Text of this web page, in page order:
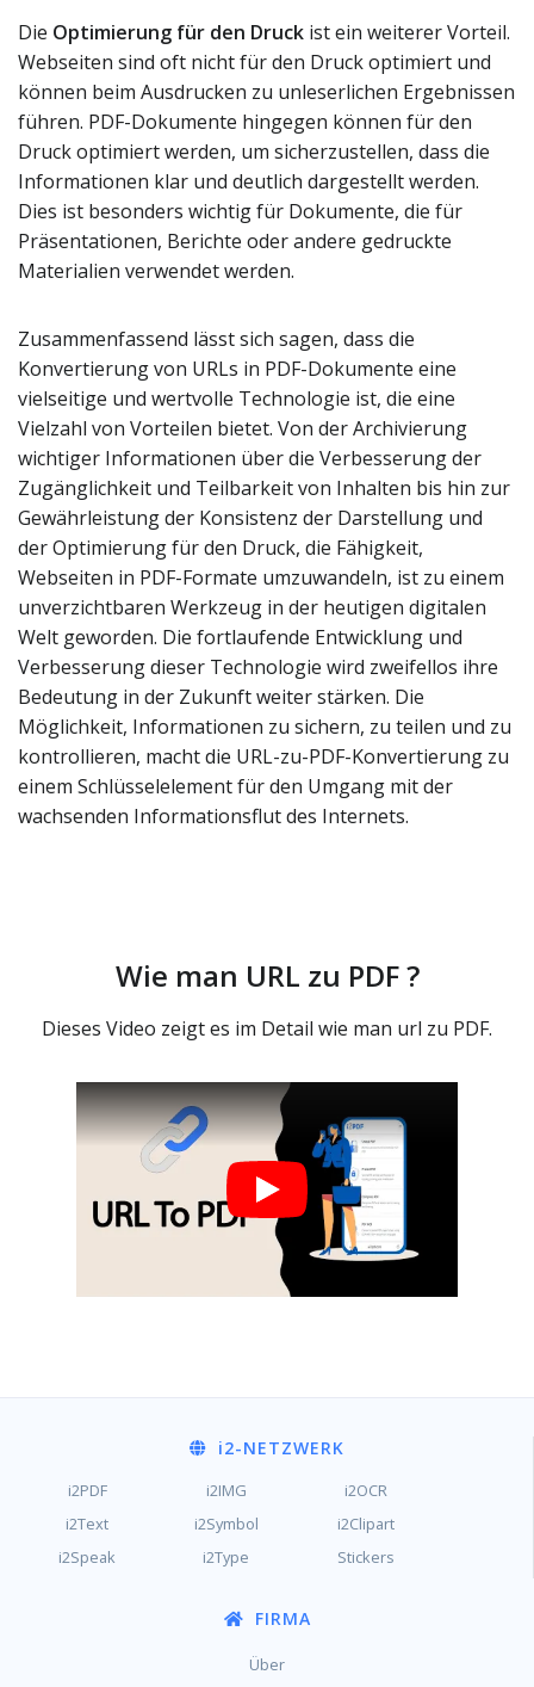
Die Optimierung für den Druck ist ein weiterer Vorteil.
Webseiten sind oft nicht für den Druck optimiert und
können beim Ausdrucken zu unleserlichen Ergebnissen
führen. PDF-Dokumente hingegen können für den
Druck optimiert werden, um sicherzustellen, dass die
Informationen klar und deutlich dargestellt werden.
Dies ist besonders wichtig für Dokumente, die für
Präsentationen, Berichte oder andere gedruckte
Materialien verwendet werden.
Zusammenfassend lässt sich sagen, dass die
Konvertierung von URLs in PDF-Dokumente eine
vielseitige und wertvolle Technologie ist, die eine
Vielzahl von Vorteilen bietet. Von der Archivierung
wichtiger Informationen über die Verbesserung der
Zugänglichkeit und Teilbarkeit von Inhalten bis hin zur
Gewährleistung der Konsistenz der Darstellung und
der Optimierung für den Druck, die Fähigkeit,
Webseiten in PDF-Formate umzuwandeln, ist zu einem
unverzichtbaren Werkzeug in der heutigen digitalen
Welt geworden. Die fortlaufende Entwicklung und
Verbesserung dieser Technologie wird zweifellos ihre
Bedeutung in der Zukunft weiter stärken. Die
Möglichkeit, Informationen zu sichern, zu teilen und zu
kontrollieren, macht die URL-zu-PDF-Konvertierung zu
einem Schlüsselelement für den Umgang mit der
wachsenden Informationsflut des Internets.
Wie man URL zu PDF ?
Dieses Video zeigt es im Detail wie man url zu PDF.
i2-NETZWERK
i2PDF i2IMG
i2OCR
i2Text
i2Symbol
i2Clipart
i2Speak
i2Type Stickers
FIRMA
Über